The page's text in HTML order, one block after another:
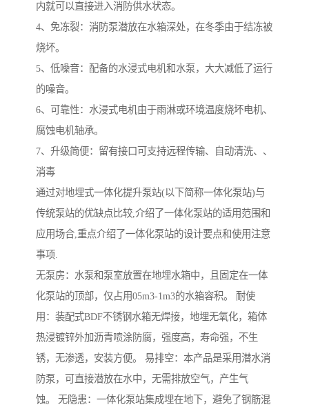
内就可以直接进入消防供水状态。
4、免冻裂：消防泵潜放在水箱深处，在冬季由于结冻被
烧坏。
5、低噪音：配备的水浸式电机和水泵，大大减低了运行
的噪音。
6、可靠性：水浸式电机由于雨淋或环境温度烧坏电机、
腐蚀电机轴承。
7、升级简便：留有接口可支持远程传输、自动清洗、、
消毒
通过对地埋式一体化提升泵站(以下简称一体化泵站)与
传统泵站的优缺点比较,介绍了一体化泵站的适用范围和
应用场合,重点介绍了一体化泵站的设计要点和使用注意
事项.
无泵房：水泵和泵室放置在地埋水箱中，且固定在一体
化泵站的顶部，仅占用05m3-1m3的水箱容积。 耐使
用：装配式BDF不锈钢水箱无焊接，地埋无氧化，箱体
热浸镀锌外加沥青喷涂防腐，强度高，寿命强，不生
锈，无渗透，安装方便。 易排空：本产品是采用潜水消
防泵，可直接潜放在水中，无需排放空气，产生气
蚀。 无隐患：一体化泵站集成埋在地下，避免了钢筋混